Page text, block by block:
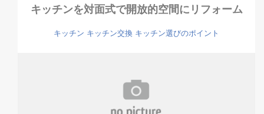
キッチンを対面式で開放的空間にリフォーム
キッチン キッチン交換 キッチン選びのポイント